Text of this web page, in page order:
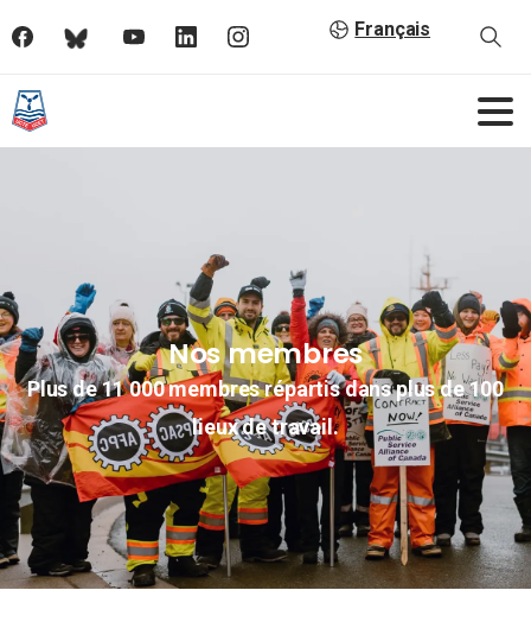
Français
Nos membres
Plus de 11 000 membres répartis dans plus de 100
lieux de travail.